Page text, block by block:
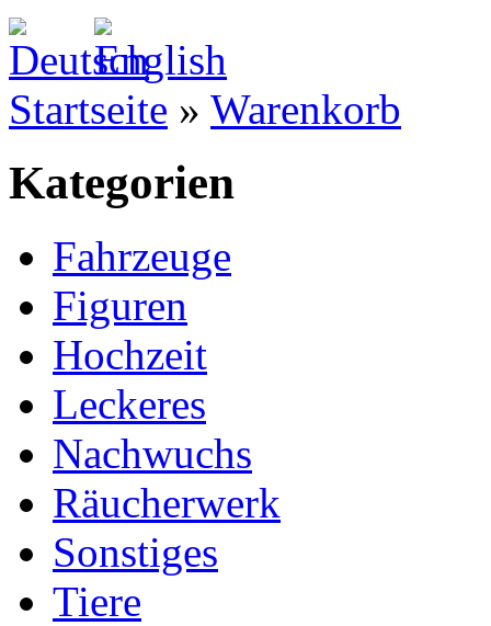
Startseite » Warenkorb
Kategorien
Fahrzeuge
Figuren
Hochzeit
Leckeres
Nachwuchs
Räucherwerk
Sonstiges
Tiere